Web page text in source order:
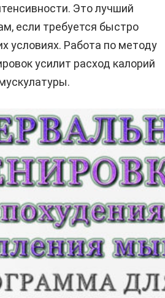
Это лучший
если требуется быстро
условиях. Работа по методу
усилит расход калорий